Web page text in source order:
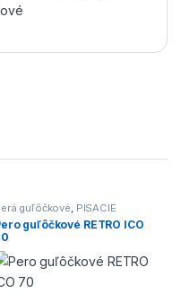
guľôčkové, PÍSACIE
guľôčkové RETRO ICO